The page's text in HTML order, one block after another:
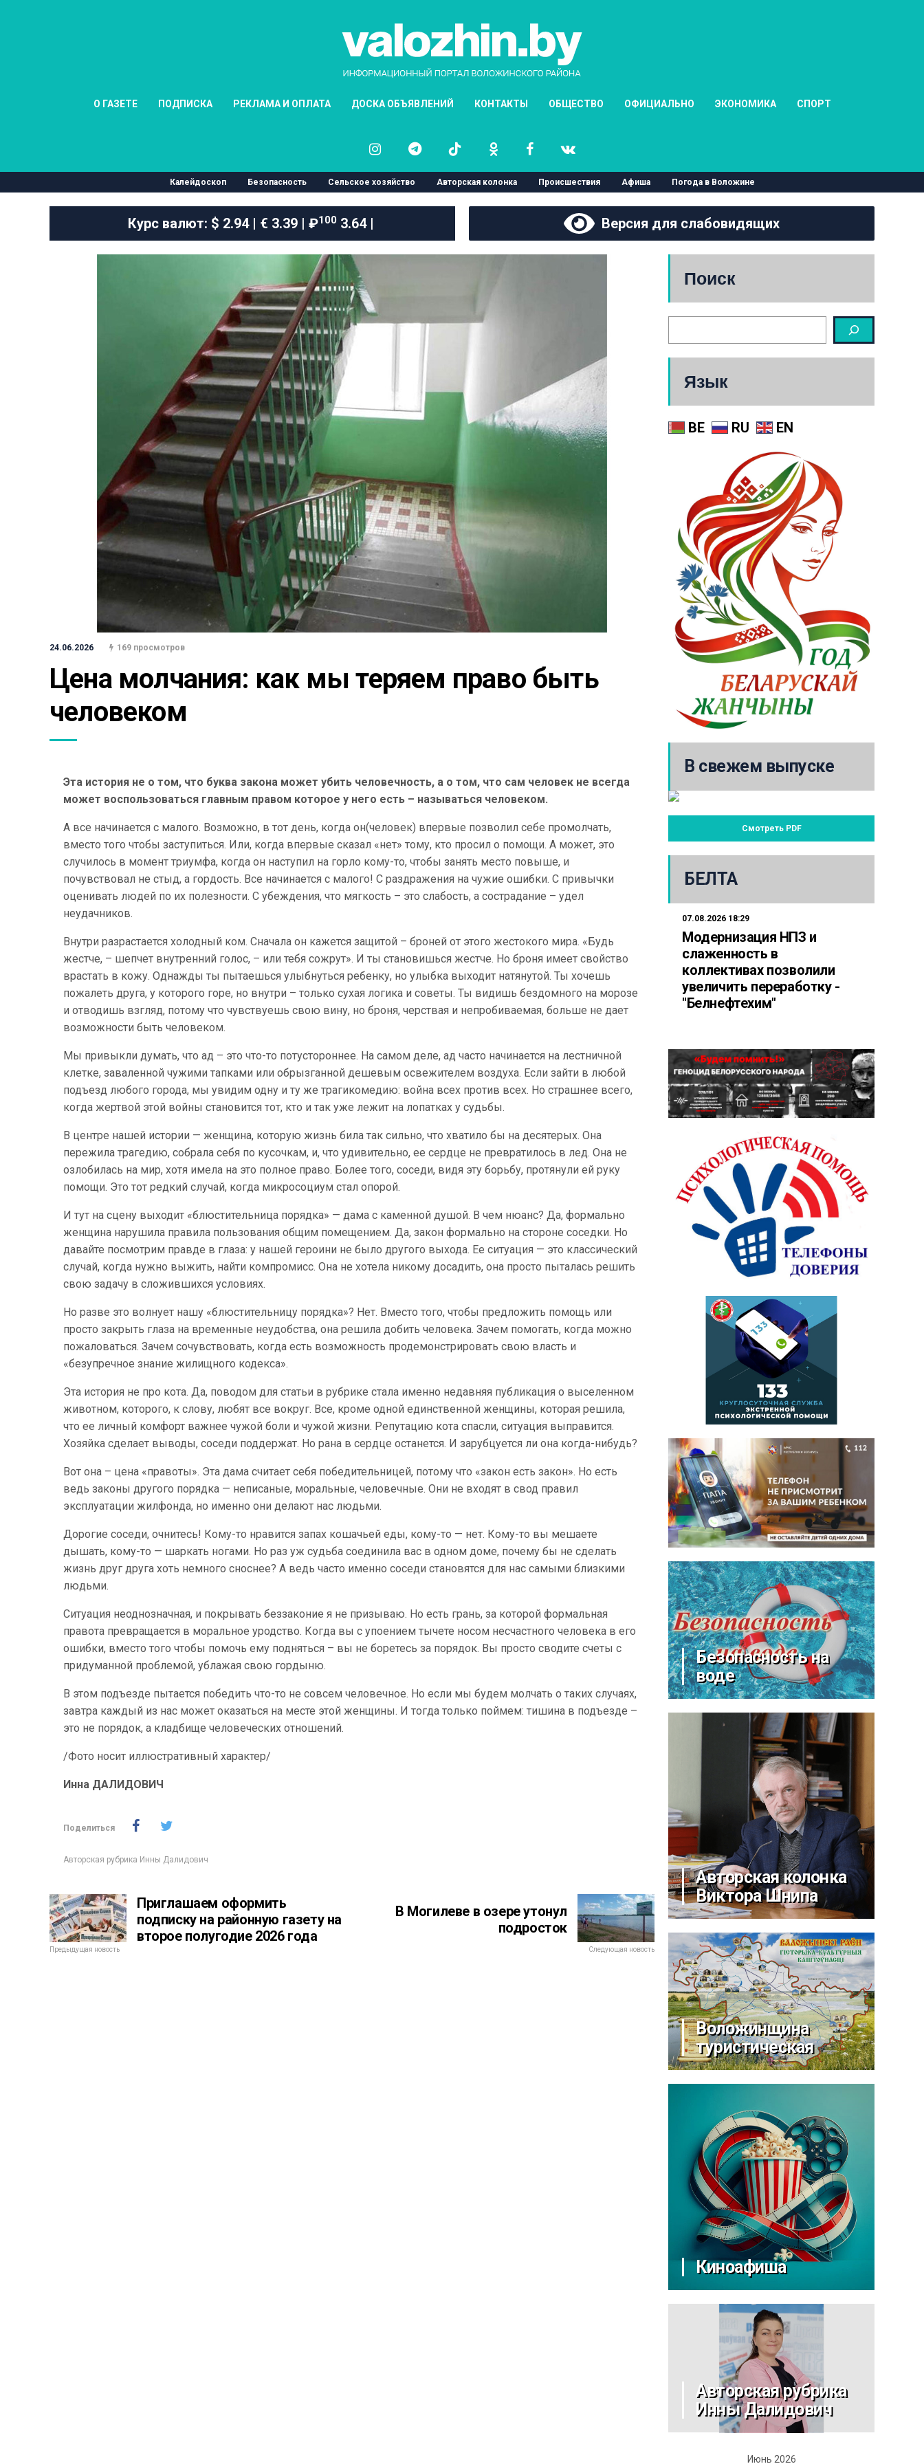
О ГАЗЕТЕ ПОДПИСКА РЕКЛАМА И ОПЛАТА ДОСКА ОБЪЯВЛЕНИЙ КОНТАКТЫ ОБЩЕСТВО ОФИЦИАЛЬНО ЭКОНОМИКА СПОРТ
Калейдоскоп Безопасность Сельское хозяйство Авторская колонка Происшествия Афиша Погода в Воложине
Курс валют: $ 2.94 | € 3.39 | ₽1003.64 | Версия для слабовидящих
24.06.2026 169 просмотров
Цена молчания: как мы теряем право быть
человеком
Эта история не о том, что буква закона может убить человечность, а о том, что сам человек не всегда
может воспользоваться главным правом которое у него есть – называться человеком.
А все начинается с малого. Возможно, в тот день, когда он(человек) впервые позволил себе промолчать,
вместо того чтобы заступиться. Или, когда впервые сказал «нет» тому, кто просил о помощи. А может, это
случилось в момент триумфа, когда он наступил на горло кому-то, чтобы занять место повыше, и
почувствовал не стыд, а гордость. Все начинается с малого! С раздражения на чужие ошибки. С привычки
оценивать людей по их полезности. С убеждения, что мягкость – это слабость, а сострадание – удел
неудачников.
Внутри разрастается холодный ком. Сначала он кажется защитой – броней от этого жестокого мира. «Будь
жестче, – шепчет внутренний голос, – или тебя сожрут». И ты становишься жестче. Но броня имеет свойство
врастать в кожу. Однажды ты пытаешься улыбнуться ребенку, но улыбка выходит натянутой. Ты хочешь
пожалеть друга, у которого горе, но внутри – только сухая логика и советы. Ты видишь бездомного на морозе
и отводишь взгляд, потому что чувствуешь свою вину, но броня, черствая и непробиваемая, больше не дает
возможности быть человеком.
Мы привыкли думать, что ад – это что-то потустороннее. На самом деле, ад часто начинается на лестничной
клетке, заваленной чужими тапками или обрызганной дешевым освежителем воздуха. Если зайти в любой
подъезд любого города, мы увидим одну и ту же трагикомедию: война всех против всех. Но страшнее всего,
когда жертвой этой войны становится тот, кто и так уже лежит на лопатках у судьбы.
В центре нашей истории — женщина, которую жизнь била так сильно, что хватило бы на десятерых. Она
пережила трагедию, собрала себя по кусочкам, и, что удивительно, ее сердце не превратилось в лед. Она не
озлобилась на мир, хотя имела на это полное право. Более того, соседи, видя эту борьбу, протянули ей руку
помощи. Это тот редкий случай, когда микросоциум стал опорой.
И тут на сцену выходит «блюстительница порядка» — дама с каменной душой. В чем нюанс? Да, формально
женщина нарушила правила пользования общим помещением. Да, закон формально на стороне соседки. Но
давайте посмотрим правде в глаза: у нашей героини не было другого выхода. Ее ситуация — это классический
случай, когда нужно выжить, найти компромисс. Она не хотела никому досадить, она просто пыталась решить
свою задачу в сложившихся условиях.
Но разве это волнует нашу «блюстительницу порядка»? Нет. Вместо того, чтобы предложить помощь или
просто закрыть глаза на временные неудобства, она решила добить человека. Зачем помогать, когда можно
пожаловаться. Зачем сочувствовать, когда есть возможность продемонстрировать свою власть и
«безупречное знание жилищного кодекса».
Эта история не про кота. Да, поводом для статьи в рубрике стала именно недавняя публикация о выселенном
животном, которого, к слову, любят все вокруг. Все, кроме одной единственной женщины, которая решила,
что ее личный комфорт важнее чужой боли и чужой жизни. Репутацию кота спасли, ситуация выправится.
Хозяйка сделает выводы, соседи поддержат. Но рана в сердце останется. И зарубцуется ли она когда-нибудь?
Вот она – цена «правоты». Эта дама считает себя победительницей, потому что «закон есть закон». Но есть
ведь законы другого порядка — неписаные, моральные, человечные. Они не входят в свод правил
эксплуатации жилфонда, но именно они делают нас людьми.
Дорогие соседи, очнитесь! Кому-то нравится запах кошачьей еды, кому-то — нет. Кому-то вы мешаете
дышать, кому-то — шаркать ногами. Но раз уж судьба соединила вас в одном доме, почему бы не сделать
жизнь друг друга хоть немного сноснее? А ведь часто именно соседи становятся для нас самыми близкими
людьми.
Ситуация неоднозначная, и покрывать беззаконие я не призываю. Но есть грань, за которой формальная
правота превращается в моральное уродство. Когда вы с упоением тычете носом несчастного человека в его
ошибки, вместо того чтобы помочь ему подняться – вы не боретесь за порядок. Вы просто сводите счеты с
придуманной проблемой, ублажая свою гордыню.
В этом подъезде пытается победить что-то не совсем человечное. Но если мы будем молчать о таких случаях,
завтра каждый из нас может оказаться на месте этой женщины. И тогда только поймем: тишина в подъезде –
это не порядок, а кладбище человеческих отношений.
/Фото носит иллюстративный характер/
Инна ДАЛИДОВИЧ
Поделиться
Авторская рубрика Инны Далидович
Приглашаем оформить
подписку на районную газету на
второе полугодие 2026 года
Предыдущая новость
В Могилеве в озере утонул
подросток
Следующая новость
Поиск
Язык
BE RU EN
В свежем выпуске
Смотреть PDF
БЕЛТА
07.08.2026 18:29
Модернизация НПЗ и
слаженность в
коллективах позволили
увеличить переработку -
"Белнефтехим"
Безопасность на
воде
Авторская колонка
Виктора Шнипа
Воложинщина
туристическая
Киноафиша
Авторская рубрика
Инны Далидович
Июнь 2026